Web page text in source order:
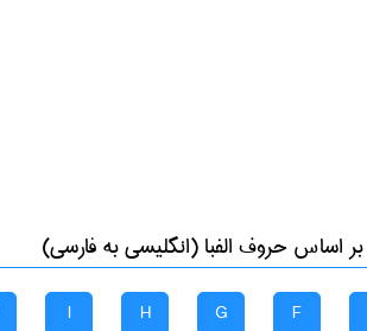
بر اساس حروف الفبا (انگلیسی به فارسی)
F
G
H
I